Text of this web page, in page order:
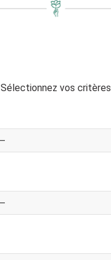
Sélectionnez vos critères